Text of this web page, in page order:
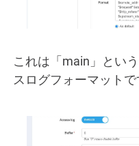
これは「main」とい
スログフォーマットで